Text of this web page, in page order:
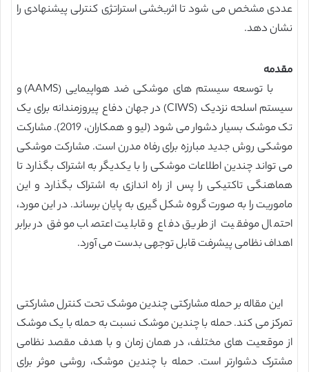
عددی مشخص می شود تا اثربخشی استراتژی کنترلی پیشنهادی را
نشان دهد.
مقدمه
با توسعه سیستم های موشکی ضد هواپیمایی (AAMS) و
سیستم اسلحه نزدیک (CIWS) در جهان دفاع پیروزمندانه برای یک
تک موشک بسیار دشوار می شود (لیو و همکاران، 2019). مشارکت
موشکی روش جدید مبارزه برای رفاه مدرن است. مشارکت موشکی
می تواند چندین اطلاعات موشکی را با یکدیگر به اشتراک بگذارد تا
هماهنگی تاکتیکی را پس از راه اندازی به اشتراک بگذارد و این
ماموریت را به صورت گروه شکل گیری به پایان برساند. در این مورد،
احتمال موفقیت از طریق دفاع و قابلیت اعتصاب موفق در برابر
اهداف نظامی پیشرفت قابل توجهی بدست می آورد.
این مقاله بر حمله مشارکتی چندین موشک تحت کنترل مشارکتی
تمرکز می کند. حمله با چندین موشک نسبت به حمله با یک موشک
از موقعیت های مختلف، در همان زمان و با هدف مقصد نظامی
مشترک دشوارتر است. حمله با چندین موشک، روشی موثر برای